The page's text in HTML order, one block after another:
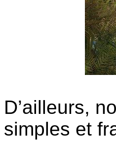
D’ailleurs,
simples et